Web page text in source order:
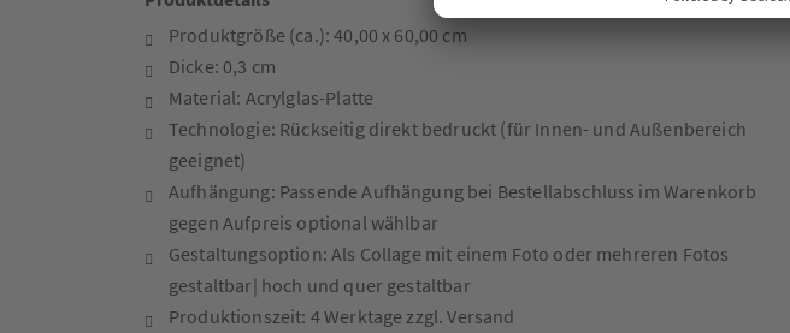
Produktgröße (ca.): 40,00 x 60,00 cm
Dicke: 0,3 cm
Material: Acrylglas-Platte
Technologie: Rückseitig direkt bedruckt (für Innen- und Außenbereich
geeignet)
Aufhängung: Passende Aufhängung bei Bestellabschluss im Warenkorb
gegen Aufpreis optional wählbar
Gestaltungsoption: Als Collage mit einem Foto oder mehreren Fotos
gestaltbar| hoch und quer gestaltbar
Produktionszeit: 4 Werktage zzgl. Versand